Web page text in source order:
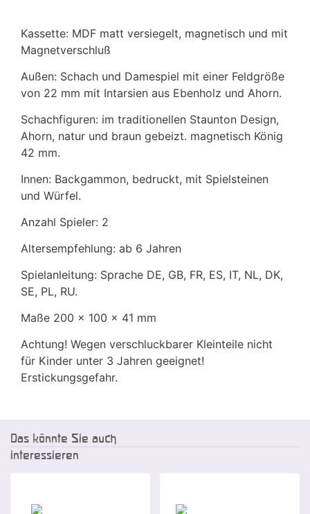
Kassette: MDF matt versiegelt, magnetisch und mit
Magnetverschluß
Außen: Schach und Damespiel mit einer Feldgröße
von 22 mm mit Intarsien aus Ebenholz und Ahorn.
Schachfiguren: im traditionellen Staunton Design,
Ahorn, natur und braun gebeizt. magnetisch König
42 mm.
Innen: Backgammon, bedruckt, mit Spielsteinen
und Würfel.
Anzahl Spieler: 2
Altersempfehlung: ab 6 Jahren
Spielanleitung: Sprache DE, GB, FR, ES, IT, NL, DK,
SE, PL, RU.
Maße 200 x 100 x 41 mm
Achtung! Wegen verschluckbarer Kleinteile nicht
für Kinder unter 3 Jahren geeignet!
Erstickungsgefahr.
Das könnte Sie auch
interessieren